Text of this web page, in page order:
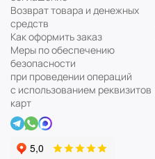
Возврат товара и денежных
средств
Как оформить заказ
Меры по обеспечению
безопасности
при проведении операций
с использованием реквизитов
карт